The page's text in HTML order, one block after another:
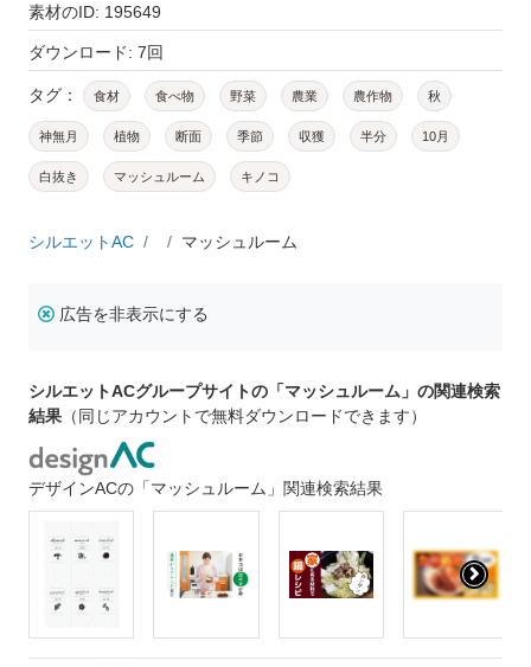
素材のID: 195649
ダウンロード: 7回
タグ： 食材 食べ物 野菜 農業 農作物 秋
神無月 植物 断面 季節 収獲 半分 10月
白抜き マッシュルーム キノコ
シルエットAC マッシュルーム
広告を非表示にする
シルエットACグループサイトの「マッシュルーム」の関連検索
結果 （同じアカウントで無料ダウンロードできます）
デザインACの「マッシュルーム」関連検索結果